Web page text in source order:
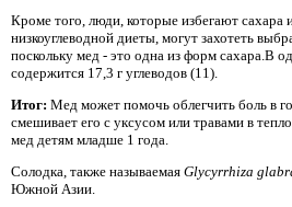
Кроме того, люди, которые избегают сахара
низкоуглеводной диеты, могут захотеть
поскольку мед - это одна из форм сахара.В
содержится 17,3 г углеводов (11).
Итог: Мед может помочь облегчить боль в
смешивает его с уксусом или травами в
мед детям младше 1 года.
Солодка, также называемая Glycyrrhiza
Южной Азии.